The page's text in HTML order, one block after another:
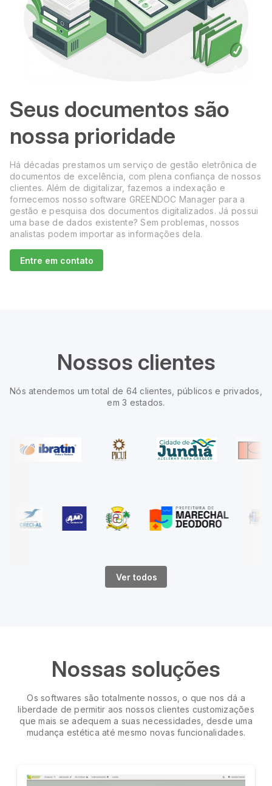
Seus documentos são
nossa prioridade
Há décadas prestamos um serviço de gestão eletrônica de
documentos de excelência, com plena confiança de nossos
clientes. Além de digitalizar, fazemos a indexação e
fornecemos nosso software GREENDOC Manager para a
gestão e pesquisa dos documentos digitalizados. Já possui
uma base de dados existente? Sem problemas, nossos
analistas podem importar as informações dela.
Entre em contato
Nossos clientes
Nós atendemos um total de 64 clientes, públicos e privados,
em 3 estados.
Ver todos
Nossas soluções
Os softwares são totalmente nossos, o que nos dá a
liberdade de permitir aos nossos clientes customizações
que mais se adequem a suas necessidades, desde uma
mudança estética até mesmo novas funcionalidades.